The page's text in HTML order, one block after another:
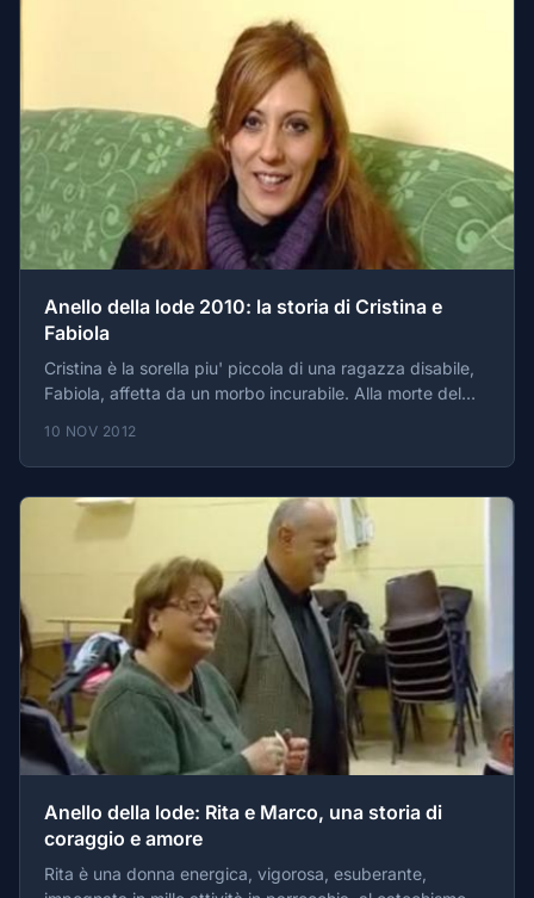
Anello della lode 2010: la storia di Cristina e
Fabiola
Cristina è la sorella piu' piccola di una ragazza disabile,
Fabiola, affetta da un morbo incurabile. Alla morte del
sua giovinezza, decide di prendersi carico della sorella,
di sostenerla nella sua battaglia per l'integrazione e
l'autonomia.
10 NOV 2012
Anello della lode: Rita e Marco, una storia di
coraggio e amore
Rita è una donna energica, vigorosa, esuberante,